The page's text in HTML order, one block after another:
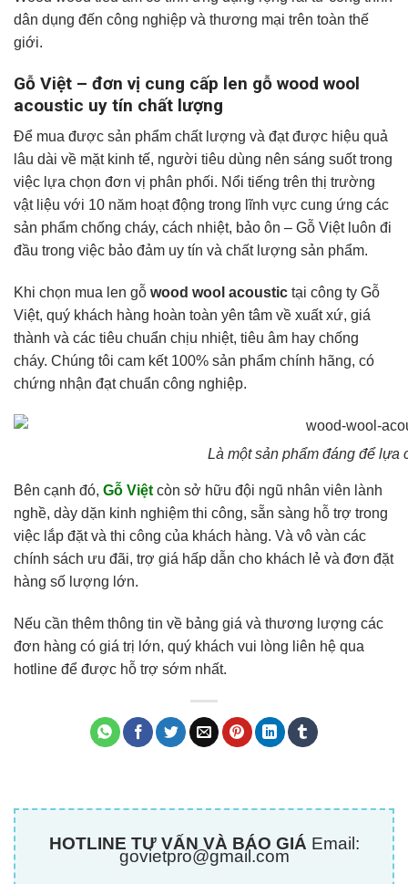
dân dụng đến công nghiệp và thương mại trên toàn thế
giới.
Gỗ Việt – đơn vị cung cấp len gỗ wood wool
acoustic uy tín chất lượng
Để mua được sản phẩm chất lượng và đạt được hiệu quả
lâu dài về mặt kinh tế, người tiêu dùng nên sáng suốt trong
việc lựa chọn đơn vị phân phối. Nổi tiếng trên thị trường
vật liệu với 10 năm hoạt động trong lĩnh vực cung ứng các
sản phẩm chống cháy, cách nhiệt, bảo ôn – Gỗ Việt luôn đi
đầu trong việc bảo đảm uy tín và chất lượng sản phẩm.
Khi chọn mua len gỗ wood wool acoustic tại công ty Gỗ
Việt, quý khách hàng hoàn toàn yên tâm về xuất xứ, giá
thành và các tiêu chuẩn chịu nhiệt, tiêu âm hay chống
cháy. Chúng tôi cam kết 100% sản phẩm chính hãng, có
chứng nhận đạt chuẩn công nghiệp.
Là một sản phẩm đáng để lựa
Bên cạnh đó, Gỗ Việt còn sở hữu đội ngũ nhân viên lành
nghề, dày dặn kinh nghiệm thi công, sẵn sàng hỗ trợ trong
việc lắp đặt và thi công của khách hàng. Và vô vàn các
chính sách ưu đãi, trợ giá hấp dẫn cho khách lẻ và đơn đặt
hàng số lượng lớn.
Nếu cần thêm thông tin về bảng giá và thương lượng các
đơn hàng có giá trị lớn, quý khách vui lòng liên hệ qua
hotline để được hỗ trợ sớm nhất.
HOTLINE TƯ VẤN VÀ BÁO GIÁ Email:
govietpro@gmail.com